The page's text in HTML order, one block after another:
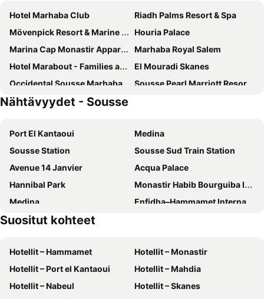
Hotel Marhaba Club
Riadh Palms Resort & Spa
Mövenpick Resort & Marine Spa Sousse
Houria Palace
Marina Cap Monastir Appart Hotel
Marhaba Royal Salem
Hotel Marabout - Families and Couples Only
El Mouradi Skanes
Occidental Sousse Marhaba
Sousse Pearl Marriott Resort & Spa
El Mouradi Palm Marina
Tour Khalef
Marhaba Beach
Houda Golf & Beach Club
Barceló Concorde Green Park Palace
Sousse Palace Hotel & Spa
Hannibal Palace
Vendome El Ksar Thalasso
Sentido Bellevue Park
Iberostar Selection Kuriat Palace
Iberostar Selection Diar El Andalous
Iberostar Selection Kantaoui Bay
Orient Palace Hotel
Palmyra Aquapark Kantaoui
Residence Boujaafar
Hotel Paris
Hotel El Hana Beach
Houda Skanes Monastir
Nähtävyydet - Sousse
Port El Kantaoui
Medina
Sousse Station
Sousse Sud Train Station
Avenue 14 Janvier
Acqua Palace
Hannibal Park
Monastir Habib Bourguiba International Airport
Medina
Enfidha–Hammamet International Airport
Ribat Tower
Suositut kohteet
Hotellit – Hammamet
Hotellit – Monastir
Hotellit – Port el Kantaoui
Hotellit – Mahdia
Hotellit – Nabeul
Hotellit – Skanes